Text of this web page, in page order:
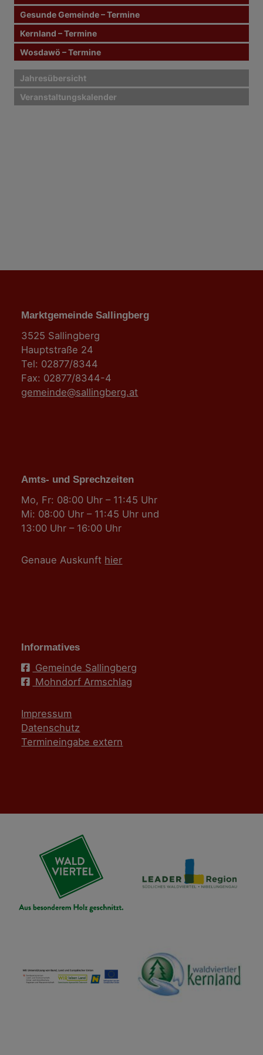
n
a
v
i
g
Gesunde Gemeinde – Termine
Kernland – Termine
Wosdawö – Termine
Jahresübersicht
Veranstaltungskalender
Marktgemeinde Sallingberg
3525 Sallingberg
Hauptstraße 24
Tel: 02877/8344
Fax: 02877/8344-4
gemeinde@sallingberg.at
Amts- und Sprechzeiten
Mo, Fr: 08:00 Uhr – 11:45 Uhr
Mi: 08:00 Uhr – 11:45 Uhr und
13:00 Uhr – 16:00 Uhr
Genaue Auskunft hier
Informatives
Gemeinde Sallingberg
Mohndorf Armschlag
Impressum
Datenschutz
Termineingabe extern